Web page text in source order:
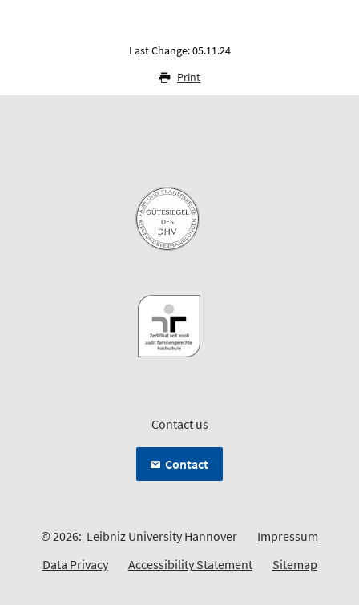
Last Change: 05.11.24
Print
Contact us
Contact
© 2026: Leibniz University Hannover
Impressum
Data Privacy
Accessibility Statement Sitemap